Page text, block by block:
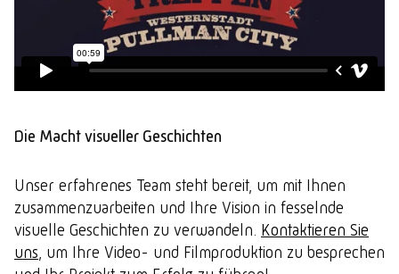
Die Macht visueller Geschichten
Unser erfahrenes Team steht bereit, um mit Ihnen
zusammenzuarbeiten und Ihre Vision in fesselnde
visuelle Geschichten zu verwandeln. Kontaktieren Sie
uns, um Ihre Video- und Filmproduktion zu besprechen